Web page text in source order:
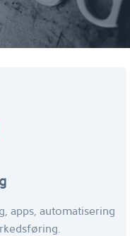
apps, automatisering